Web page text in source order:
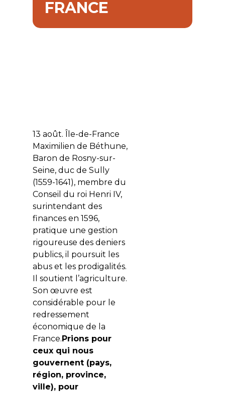
FRANCE
13 août. Île-de-France
Maximilien de Béthune,
Baron de Rosny-sur-
Seine, duc de Sully
(1559-1641), membre du
Conseil du roi Henri IV,
surintendant des
finances en 1596,
pratique une gestion
rigoureuse des deniers
publics, il poursuit les
abus et les prodigalités.
Il soutient l’agriculture.
Son œuvre est
considérable pour le
redressement
économique de la
France. Prions pour
ceux qui nous
gouvernent (pays,
région, province,
ville), pour